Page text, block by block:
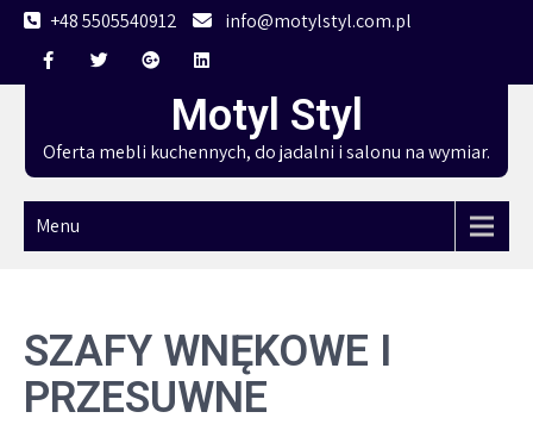
Skip
content
+48 5505540912 info@motylstyl.com.pl
Motyl Styl
Oferta mebli kuchennych, do jadalni i salonu na wymiar.
Menu
SZAFY WNĘKOWE I
PRZESUWNE